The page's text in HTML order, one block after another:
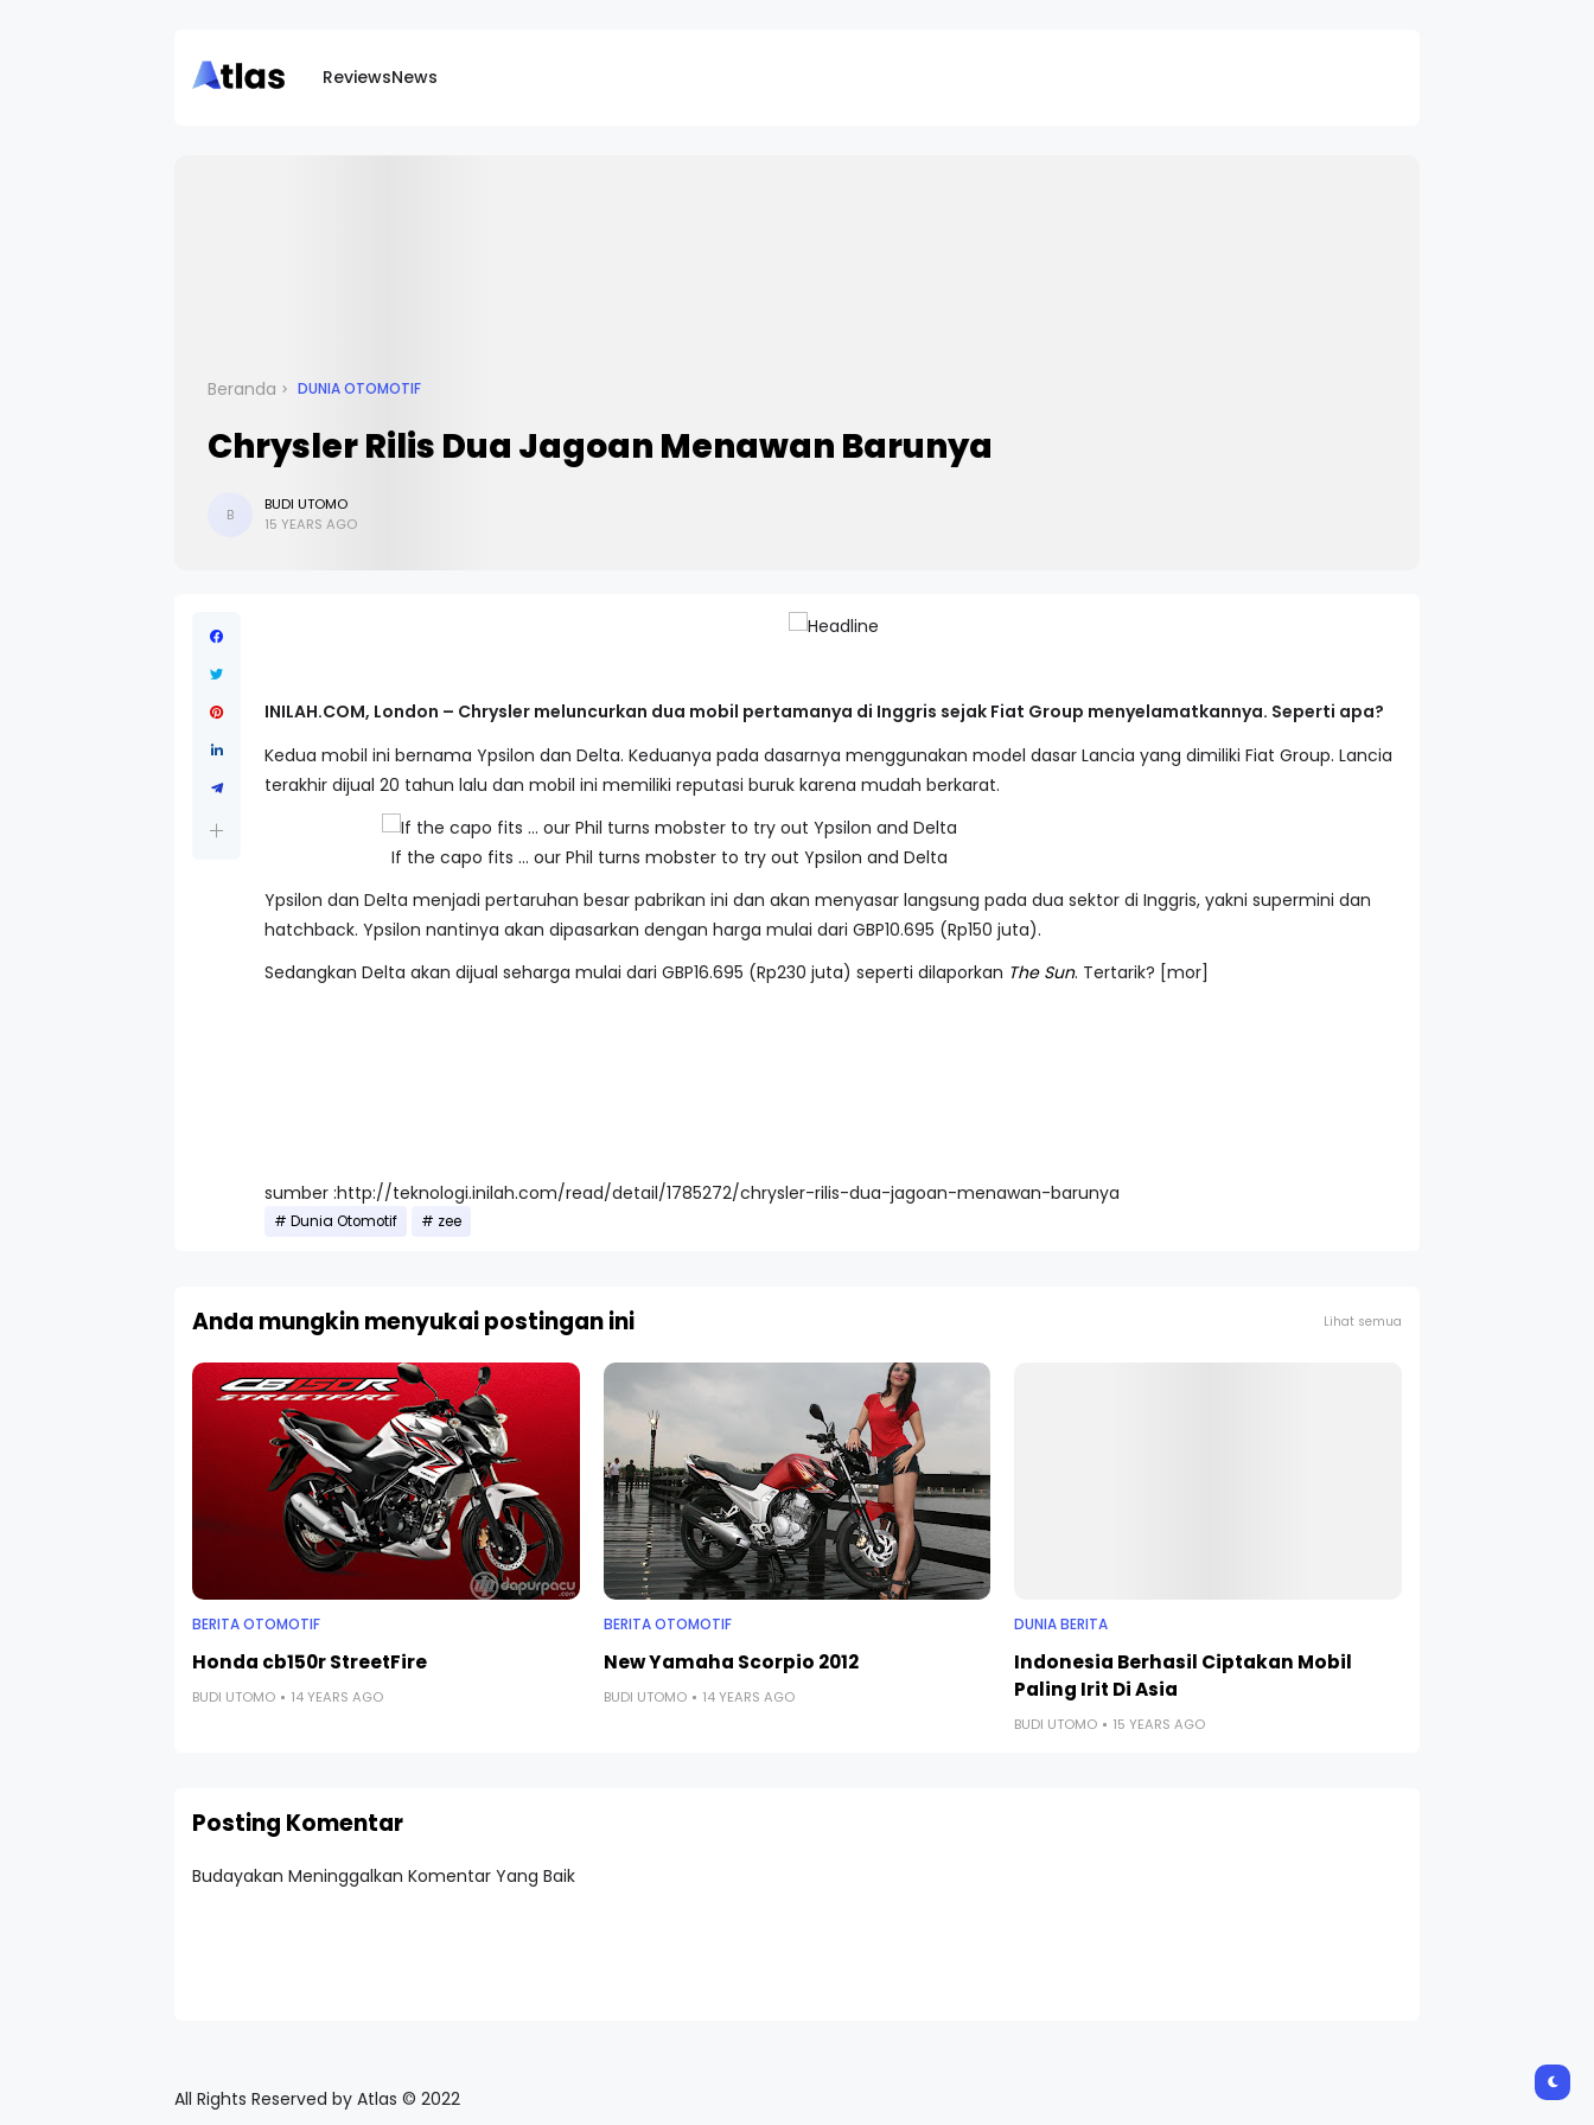
ReviewsNews
Beranda DUNIA OTOMOTIF
Chrysler Rilis Dua Jagoan Menawan Barunya
B
BUDI UTOMO
15 YEARS AGO
INILAH.COM, London – Chrysler meluncurkan dua mobil pertamanya di Inggris sejak Fiat Group menyelamatkannya. Seperti apa?
Kedua mobil ini bernama Ypsilon dan Delta. Keduanya pada dasarnya menggunakan model dasar Lancia yang dimiliki Fiat Group. Lancia
terakhir dijual 20 tahun lalu dan mobil ini memiliki reputasi buruk karena mudah berkarat.
If the capo fits ... our Phil turns mobster to try out Ypsilon and Delta
Ypsilon dan Delta menjadi pertaruhan besar pabrikan ini dan akan menyasar langsung pada dua sektor di Inggris, yakni supermini dan
hatchback. Ypsilon nantinya akan dipasarkan dengan harga mulai dari GBP10.695 (Rp150 juta).
Sedangkan Delta akan dijual seharga mulai dari GBP16.695 (Rp230 juta) seperti dilaporkan The Sun. Tertarik? [mor]
sumber :http://teknologi.inilah.com/read/detail/1785272/chrysler-rilis-dua-jagoan-menawan-barunya
Dunia Otomotif zee
Anda mungkin menyukai postingan ini Lihat semua
BERITA OTOMOTIF
Honda cb150r StreetFire
BUDI UTOMO 14 YEARS AGO
BERITA OTOMOTIF
New Yamaha Scorpio 2012
BUDI UTOMO 14 YEARS AGO
DUNIA BERITA
Indonesia Berhasil Ciptakan Mobil
Paling Irit Di Asia
BUDI UTOMO 15 YEARS AGO
Posting Komentar
Budayakan Meninggalkan Komentar Yang Baik
All Rights Reserved by Atlas © 2022